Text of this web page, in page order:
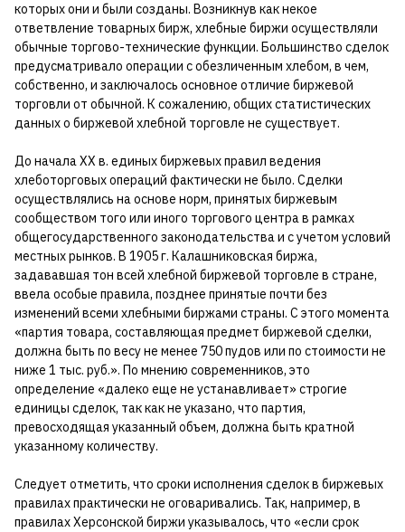
которых они и были созданы. Возникнув как некое
ответвление товарных бирж, хлебные биржи осуществляли
обычные торгово-технические функции. Большинство сделок
предусматривало операции с обезличенным хлебом, в чем,
собственно, и заключалось основное отличие биржевой
торговли от обычной. К сожалению, общих статистических
данных о биржевой хлебной торговле не существует.
До начала XX в. единых биржевых правил ведения
хлеботорговых операций фактически не было. Сделки
осуществлялись на основе норм, принятых биржевым
сообществом того или иного торгового центра в рамках
общегосударственного законодательства и с учетом условий
местных рынков. В 1905 г. Калашниковская биржа,
задававшая тон всей хлебной биржевой торговле в стране,
ввела особые правила, позднее принятые почти без
изменений всеми хлебными биржами страны. С этого момента
«партия товара, составляющая предмет биржевой сделки,
должна быть по весу не менее 750 пудов или по стоимости не
ниже 1 тыс. руб.». По мнению современников, это
определение «далеко еще не устанавливает» строгие
единицы сделок, так как не указано, что партия,
превосходящая указанный объем, должна быть кратной
указанному количеству.
Следует отметить, что сроки исполнения сделок в биржевых
правилах практически не оговаривались. Так, например, в
правилах Херсонской биржи указывалось, что «если срок